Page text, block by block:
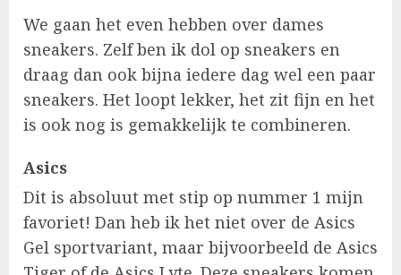
We gaan het even hebben over dames
sneakers. Zelf ben ik dol op sneakers en
draag dan ook bijna iedere dag wel een paar
sneakers. Het loopt lekker, het zit fijn en het
is ook nog is gemakkelijk te combineren.
Asics
Dit is absoluut met stip op nummer 1 mijn
favoriet! Dan heb ik het niet over de Asics
Gel sportvariant, maar bijvoorbeeld de Asics